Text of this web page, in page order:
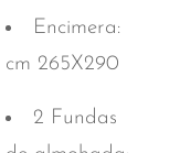
Encimera:
cm 265X290
2 Fundas